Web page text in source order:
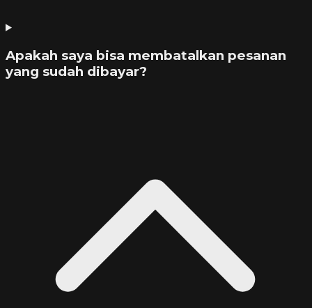
Apakah saya bisa membatalkan pesanan
yang sudah dibayar?